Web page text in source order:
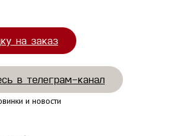
на заказ
в телеграм-канал
и новости